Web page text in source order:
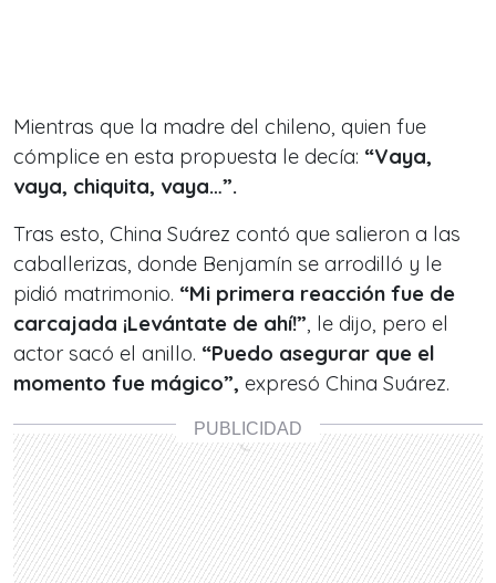
Mientras que la madre del chileno, quien fue
cómplice en esta propuesta le decía: “Vaya,
vaya, chiquita, vaya…”.
Tras esto, China Suárez contó que salieron a las
caballerizas, donde Benjamín se arrodilló y le
pidió matrimonio. “Mi primera reacción fue de
carcajada ¡Levántate de ahí!”, le dijo, pero el
actor sacó el anillo. “Puedo asegurar que el
momento fue mágico”, expresó China Suárez.